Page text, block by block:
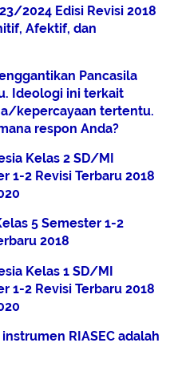
2024 Edisi Revisi 2018
Afektif, dan
Pancasila
Ideologi ini terkait
kepercayaan tertentu.
respon Anda?
Kelas 2 SD/MI
1-2 Revisi Terbaru 2018
5 Semester 1-2
2018
Kelas 1 SD/MI
1-2 Revisi Terbaru 2018
RIASEC adalah